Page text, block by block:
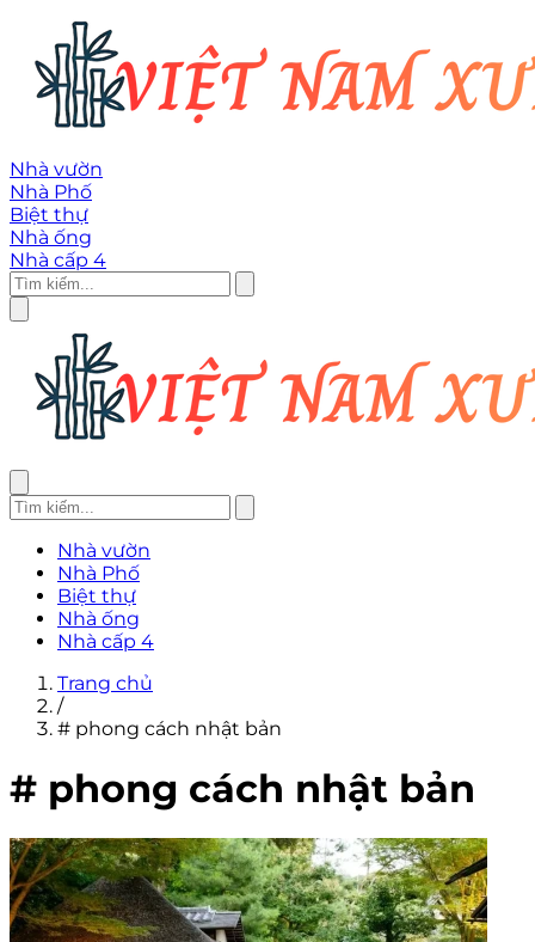
Nhà vườn
Nhà Phố
Biệt thự
Nhà ống
Nhà cấp 4
Nhà vườn
Nhà Phố
Biệt thự
Nhà ống
Nhà cấp 4
Trang chủ
/
# phong cách nhật bản
# phong cách nhật bản